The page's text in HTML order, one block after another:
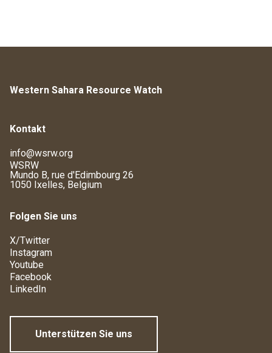
Western Sahara Resource Watch
Kontakt
info@wsrw.org
WSRW
Mundo B, rue d'Edimbourg 26
1050 Ixelles, Belgium
Folgen Sie uns
X/Twitter
Instagram
Youtube
Facebook
LinkedIn
Unterstützen Sie uns